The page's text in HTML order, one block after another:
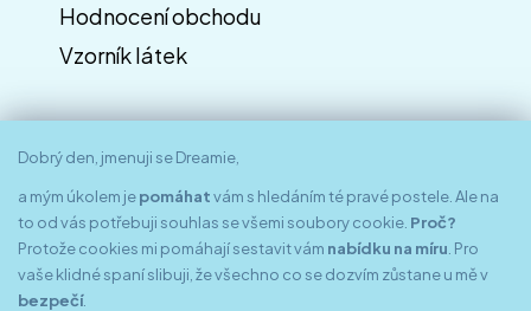
Dobrý den, jmenuji se Dreamie,
a mým úkolem jepomáhatvám s hledáním té pravé postele. Ale na
to od vás potřebuji souhlas se všemi soubory cookie. Proč?
Protože cookies mi pomáhají sestavit vám nabídku na míru . Pro
vaše klidné spaní slibuji, že všechno co se dozvím zůstane u mě v
bezpečí.
Hodnocení obchodu
Vzorník látek